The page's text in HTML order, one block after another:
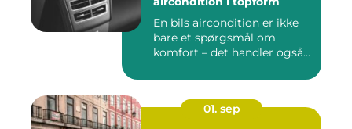
En bils aircondition er ikke
bare et spørgsmål om
komfort – det handler også...
01. sep